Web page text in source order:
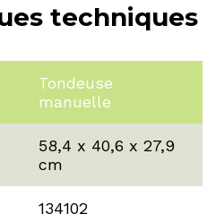
techniques
Tondeuse
manuelle
58,4 x 40,6 x 27,9
cm
134102